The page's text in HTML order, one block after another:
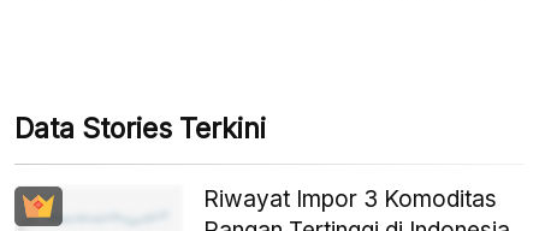
Data Stories Terkini
Riwayat Impor 3 Komoditas